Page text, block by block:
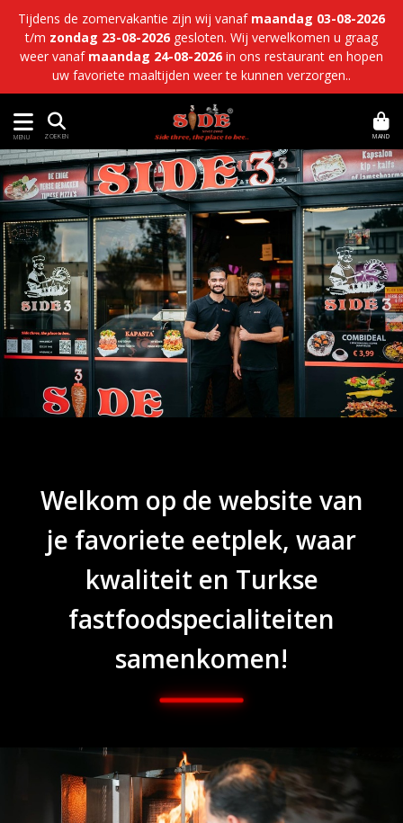
Tijdens de zomervakantie zijn wij vanaf maandag 03-08-2026
t/m zondag 23-08-2026 gesloten. Wij verwelkomen u graag
weer vanaf maandag 24-08-2026 in ons restaurant en hopen
uw favoriete maaltijden weer te kunnen verzorgen..
MENU ZOEKEN MAND
Welkom op de website van
je favoriete eetplek, waar
kwaliteit en Turkse
fastfoodspecialiteiten
samenkomen!